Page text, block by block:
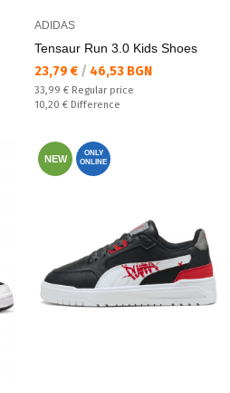
ADIDAS
Tensaur Run 3.0 Kids Shoes
Текуща цена:
23,79 € / 46,53 BGN
Regular price:
33,99 € Regular price
Спестявате:
10,20 € Difference
NEW
ONLY
ONLINE